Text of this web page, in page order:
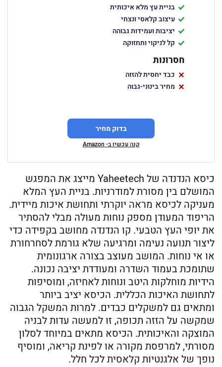
בניית עץ מלא איכותית
עיצוב קלאסי ונצחי
יציבות ועמידות גבוהה
קל לניקוי ותחזוקה
חסרונות
כבד יחסית להזזה
מחיר בינוני-גבוה
בדוק מחיר
קנה עכשיו ב- Amazon
כיסא הנדנדה של Yaheetech מייצג את המפגש
המושלם בין מסורת למודרניות. בניית העץ המלא
מעניקה לכיסא מראה יוקרתי ותחושת איכות מיידית.
הריפוד המעודן מספק נוחות מעולה מבלי להסתיר
את יופי העץ הטבעי. קו הנדנדה מחושב בקפידה כדי
ליצור תנועה נעימה ומרגיעה שלא גורמת לסחרחורת
או אי נוחות. המושב מעוצב בצורה ארגונומית
שתומכת בעמוד השדרה ומעודדת יציבה נכונה.
הידיות מוחלקות היטב ונוחות לאחיזה, ומוסיפות
לתחושת האיכות הכללית. הכיסא יציב ביותר
ומתאים גם למשקלים כבדים. למרות המשקל הגבוה
שמקשה על הזזה תכופה, זו למעשה עדות לבניה
המוצקה והאיכותית. הכיסא מתאים במיוחד לסלון
מסורתי, למרפסת מקורה או לפינת קריאה, ומוסיף
נופך של אלגנטיות קלאסית לכל חלל.